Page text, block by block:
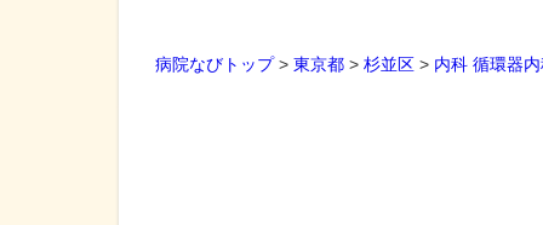
病院なびトップ> 東京都 > 杉並区 > 内科 循環器